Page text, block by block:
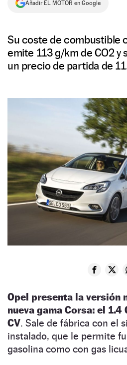
SÍGUENOS
Añadir EL MOTOR en Google
Su coste de combustible
emite 113 g/km de CO2 y
un precio de partida de
Opel presenta la versión
nueva gama Corsa: el 1.4
CV. Sale de fábrica con el
instalado, que le permite
gasolina como con gas